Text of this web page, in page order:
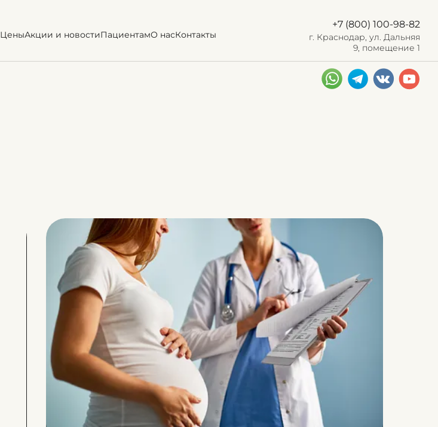
ЦеныАкции и новостиПациентамО насКонтакты
+7 (800) 100-98-82
г. Краснодар, ул. Дальняя
9, помещение 1